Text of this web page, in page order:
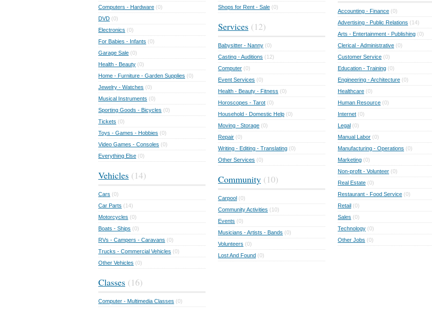
Computers - Hardware (0)
DVD (0)
Electronics (0)
For Babies - Infants (0)
Garage Sale (0)
Health - Beauty (0)
Home - Furniture - Garden Supplies (0)
Jewelry - Watches (0)
Musical Instruments (0)
Sporting Goods - Bicycles (0)
Tickets (0)
Toys - Games - Hobbies (0)
Video Games - Consoles (0)
Everything Else (0)
Vehicles (14)
Cars (0)
Car Parts (14)
Motorcycles (0)
Boats - Ships (0)
RVs - Campers - Caravans (0)
Trucks - Commercial Vehicles (0)
Other Vehicles (0)
Classes (16)
Computer - Multimedia Classes (0)
Shops for Rent - Sale (0)
Services (12)
Babysitter - Nanny (0)
Casting - Auditions (12)
Computer (0)
Event Services (0)
Health - Beauty - Fitness (0)
Horoscopes - Tarot (0)
Household - Domestic Help (0)
Moving - Storage (0)
Repair (0)
Writing - Editing - Translating (0)
Other Services (0)
Community (10)
Carpool (0)
Community Activities (10)
Events (0)
Musicians - Artists - Bands (0)
Volunteers (0)
Lost And Found (0)
Accounting - Finance (0)
Advertising - Public Relations (14)
Arts - Entertainment - Publishing (0)
Clerical - Administrative (0)
Customer Service (0)
Education - Training (0)
Engineering - Architecture (0)
Healthcare (0)
Human Resource (0)
Internet (0)
Legal (0)
Manual Labor (0)
Manufacturing - Operations (0)
Marketing (0)
Non-profit - Volunteer (0)
Real Estate (0)
Restaurant - Food Service (0)
Retail (0)
Sales (0)
Technology (0)
Other Jobs (0)